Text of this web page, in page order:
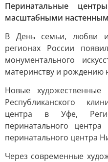
Перинатальные
масштабными
В День семьи, любви
регионах России
монументального
материнству и рождению
Новые
Республиканского
центра в Уфе,
перинатального
перинатального центра
Через современные